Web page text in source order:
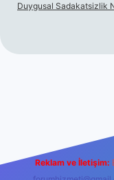
Duygusal Sadakatsizlik
Reklam ve İletişim: